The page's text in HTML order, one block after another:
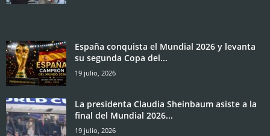
España conquista el Mundial 2026 y levanta
su segunda Copa del...
19 julio, 2026
La presidenta Claudia Sheinbaum asiste a la
final del Mundial 2026...
19 julio, 2026